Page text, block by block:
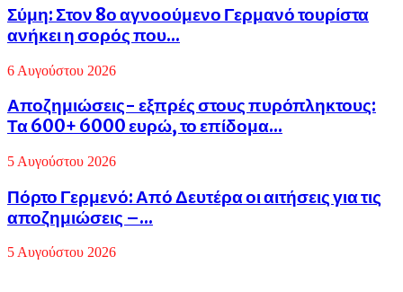
Σύμη: Στον 8ο αγνοούμενο Γερμανό τουρίστα
ανήκει η σορός που...
6 Αυγούστου 2026
Αποζημιώσεις- εξπρές στους πυρόπληκτους:
Τα 600+ 6000 ευρώ, το επίδομα...
5 Αυγούστου 2026
Πόρτο Γερμενό: Από Δευτέρα οι αιτήσεις για τις
αποζημιώσεις –...
5 Αυγούστου 2026